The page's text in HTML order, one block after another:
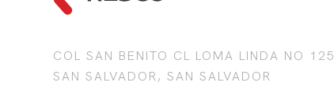
COL SAN BENITO CL LOMA LINDA NO 125
SAN SALVADOR, SAN SALVADOR